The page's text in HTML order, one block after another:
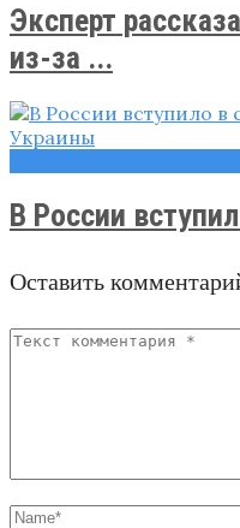
Эксперт
из-за ...
В России
Оставить